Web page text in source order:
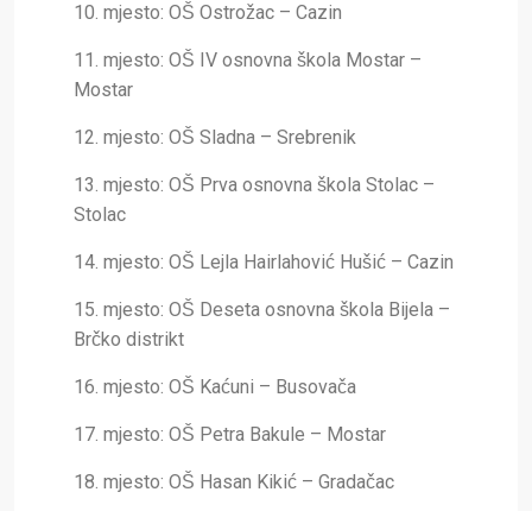
10. mjesto: OŠ Ostrožac – Cazin
11. mjesto: OŠ IV osnovna škola Mostar –
Mostar
12. mjesto: OŠ Sladna – Srebrenik
13. mjesto: OŠ Prva osnovna škola Stolac –
Stolac
14. mjesto: OŠ Lejla Hairlahović Hušić – Cazin
15. mjesto: OŠ Deseta osnovna škola Bijela –
Brčko distrikt
16. mjesto: OŠ Kaćuni – Busovača
17. mjesto: OŠ Petra Bakule – Mostar
18. mjesto: OŠ Hasan Kikić – Gradačac